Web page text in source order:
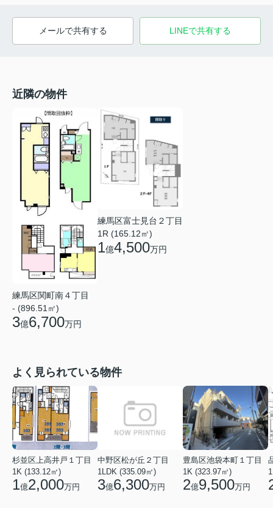
メールで共有する LINEで共有する
近隣の物件
練馬区関町南４丁目
- (896.51㎡)
3億6,700万円
練馬区富士見台２丁目
1R (165.12㎡)
1億4,500万円
よく見られている物件
杉並区上高井戸１丁目
1K (133.12㎡)
1億2,000万円
中野区松が丘２丁目
1LDK (335.09㎡)
3億6,300万円
豊島区池袋本町１丁目
1K (323.97㎡)
2億9,500万円